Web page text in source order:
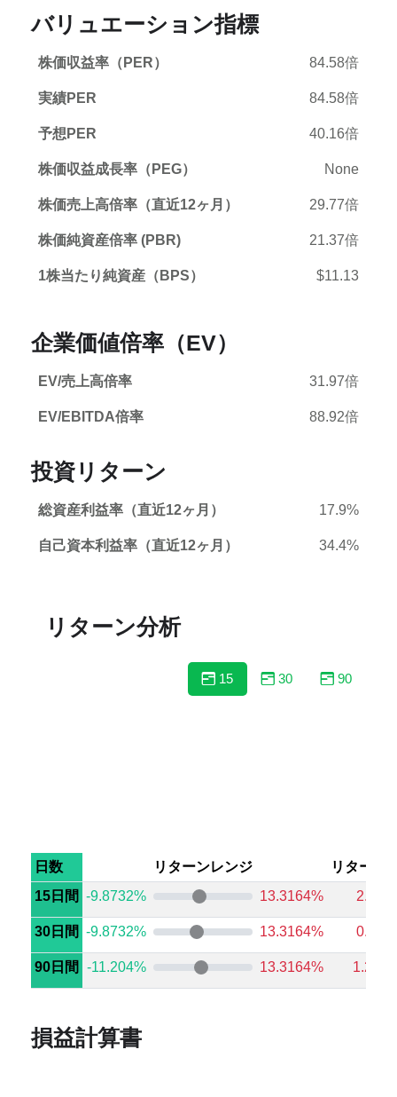
バリュエーション指標
株価収益率（PER） 84.58倍
実績PER 84.58倍
予想PER 40.16倍
株価収益成長率（PEG） None
株価売上高倍率（直近12ヶ月） 29.77倍
株価純資産倍率 (PBR) 21.37倍
1株当たり純資産（BPS） $11.13
企業価値倍率（EV）
EV/売上高倍率 31.97倍
EV/EBITDA倍率 88.92倍
投資リターン
総資産利益率（直近12ヶ月） 17.9%
自己資本利益率（直近12ヶ月） 34.4%
リターン分析
15 30 90
日数 リターンレンジ
リターン
15日間 -9.8732% 13.3164%
30日間 -9.8732% 13.3164%
90日間 -11.204% 13.3164%
損益計算書